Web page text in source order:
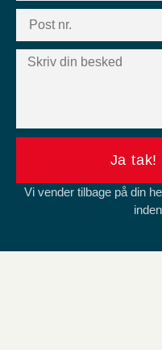
Ja tak!
Vi vender tilbage på din